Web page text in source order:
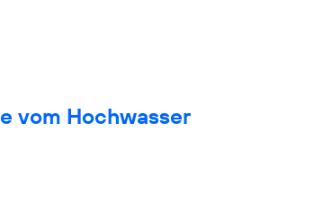
vom Hochwasser